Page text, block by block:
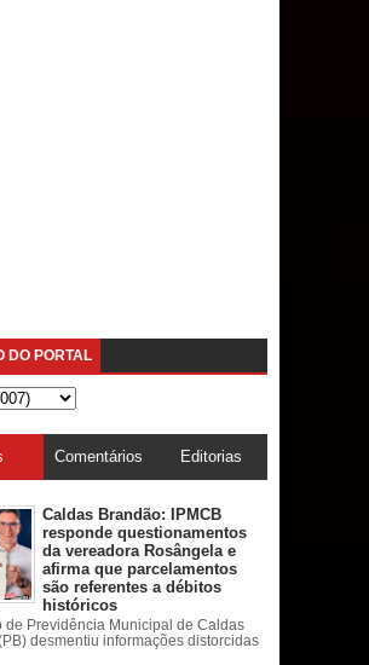
DO PORTAL
Comentários Editorias
Caldas Brandão: IPMCB
responde questionamentos
da vereadora Rosângela e
afirma que parcelamentos
são referentes a débitos
históricos
de Previdência Municipal de Caldas
desmentiu informações distorcidas